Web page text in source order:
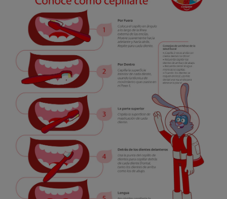
SELECCIÓN DE PRODUCTOS
PARA PROFESIONALES
CUPONES
CO (ES)
SUSCRÍBETE